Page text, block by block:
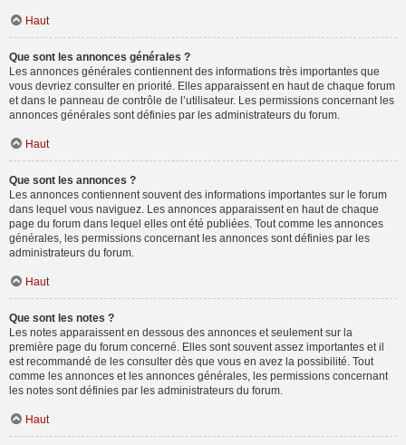
Haut
Que sont les annonces générales ?
Les annonces générales contiennent des informations très importantes que
vous devriez consulter en priorité. Elles apparaissent en haut de chaque forum
et dans le panneau de contrôle de l’utilisateur. Les permissions concernant les
annonces générales sont définies par les administrateurs du forum.
Haut
Que sont les annonces ?
Les annonces contiennent souvent des informations importantes sur le forum
dans lequel vous naviguez. Les annonces apparaissent en haut de chaque
page du forum dans lequel elles ont été publiées. Tout comme les annonces
générales, les permissions concernant les annonces sont définies par les
administrateurs du forum.
Haut
Que sont les notes ?
Les notes apparaissent en dessous des annonces et seulement sur la
première page du forum concerné. Elles sont souvent assez importantes et il
est recommandé de les consulter dès que vous en avez la possibilité. Tout
comme les annonces et les annonces générales, les permissions concernant
les notes sont définies par les administrateurs du forum.
Haut